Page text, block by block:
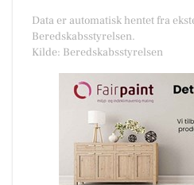
Data er automatisk hentet fra
Beredskabsstyrelsen.
Kilde: Beredskabsstyrelsen